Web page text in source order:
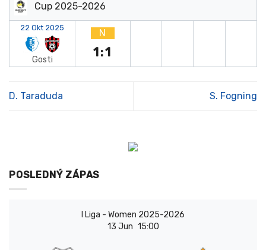
Cup 2025-2026
22 Okt 2025
Gosti
N
1:1
D. Taraduda S. Fogning
POSLEDNÝ ZÁPAS
I Liga - Women 2025-2026
13 Jun 15:00